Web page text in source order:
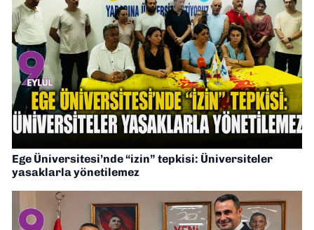
Ege Üniversitesi’nde “izin” tepkisi: Üniversiteler
yasaklarla yönetilemez